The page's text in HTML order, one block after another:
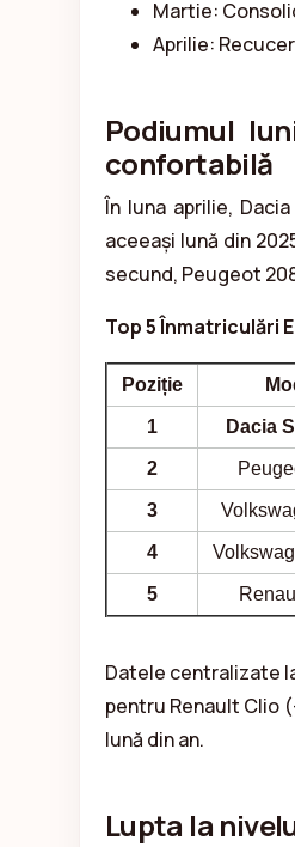
Martie:
Aprilie:
Podiumul
confortabilă
În luna aprilie,
aceeași lună din
secund, Peugeot
Top 5 Înmatriculări
Poziție
1 Dacia
2
3
4
5
Datele centralizate
pentru Renault Clio
lună din an.
Lupta la